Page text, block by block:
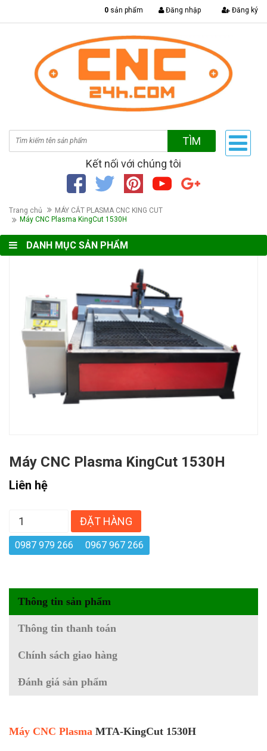
0 sản phẩm Đăng nhập Đăng ký
TÌM
Kết nối với chúng tôi
Trang chủ
MÁY CẮT PLASMA CNC KING CUT
Máy CNC Plasma KingCut 1530H
DANH MỤC SẢN PHẨM
Máy CNC Plasma KingCut 1530H
Liên hệ
ĐẶT HÀNG
0987 979 266 0967 967 266
Thông tin sản phẩm
Thông tin thanh toán
Chính sách giao hàng
Đánh giá sản phẩm
Máy CNC Plasma MTA-KingCut 1530H